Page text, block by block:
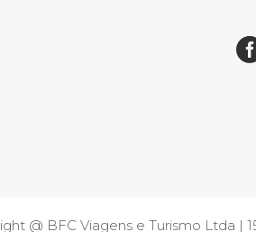
@ BFC Viagens e Turismo Ltda |